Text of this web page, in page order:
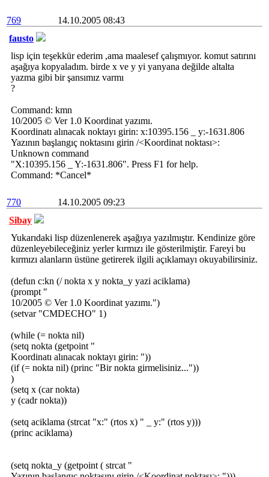
769
14.10.2005 08:43
fausto
lisp için teşekkür ederim ,ama maalesef çalışmıyor. komut satırını
aşağıya kopyaladım. birde x ve y yi yanyana değilde altalta
yazma gibi bir şansımız varmı
?
Command: kmn
10/2005 © Ver 1.0 Koordinat yazımı.
Koordinatı alınacak noktayı girin: x:10395.156 _ y:-1631.806
Yazının başlangıç noktasını girin /<Koordinat noktası>:
Unknown command
"X:10395.156 _ Y:-1631.806". Press F1 for help.
Command: *Cancel*
770
14.10.2005 09:23
Sibay
Yukarıdaki lisp düzenlenerek aşağıya yazılmıştır. Kendinize göre
düzenleyebileceğiniz yerler kırmızı ile gösterilmiştir. Fareyi bu
kırmızı alanların üstüne getirerek ilgili açıklamayı okuyabilirsiniz.
(defun c:kn (/ nokta x y nokta_y yazi aciklama)
(prompt "
10/2005 © Ver 1.0 Koordinat yazımı.")
(setvar "CMDECHO" 1)
(while (= nokta nil)
(setq nokta (getpoint "
Koordinatı alınacak noktayı girin: "))
(if (= nokta nil) (princ "Bir nokta girmelisiniz..."))
)
(setq x (car nokta)
y (cadr nokta))
(setq aciklama (strcat "x:" (rtos x) " _ y:" (rtos y)))
(princ aciklama)
(setq nokta_y (getpoint ( strcat "